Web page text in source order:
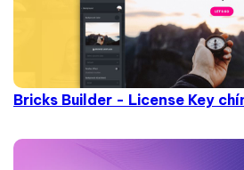
Bricks Builder - License Key